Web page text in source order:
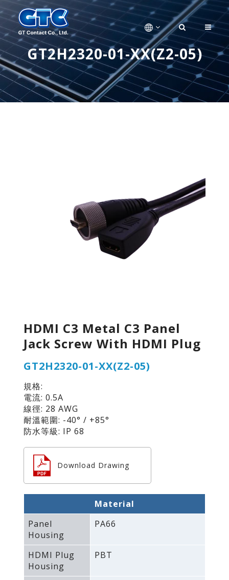
GT2H2320-01-XX(Z2-05)
HDMI C3 Metal C3 Panel
Jack Screw With HDMI Plug
GT2H2320-01-XX(Z2-05)
規格:
電流: 0.5A
線徑: 28 AWG
耐溫範圍: -40° / +85°
防水等級: IP 68
Download Drawing
Material
Panel
Housing
PA66
HDMI Plug
Housing
PBT